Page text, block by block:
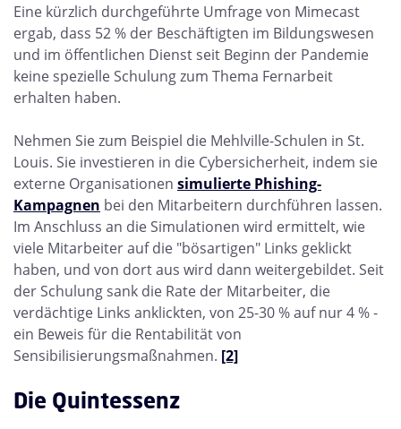
Eine kürzlich durchgeführte Umfrage von Mimecast
ergab, dass 52 % der Beschäftigten im Bildungswesen
und im öffentlichen Dienst seit Beginn der Pandemie
keine spezielle Schulung zum Thema Fernarbeit
erhalten haben.
Nehmen Sie zum Beispiel die Mehlville-Schulen in St.
Louis. Sie investieren in die Cybersicherheit, indem sie
externe Organisationen simulierte Phishing-
Kampagnen bei den Mitarbeitern durchführen lassen.
Im Anschluss an die Simulationen wird ermittelt, wie
viele Mitarbeiter auf die "bösartigen" Links geklickt
haben, und von dort aus wird dann weitergebildet. Seit
der Schulung sank die Rate der Mitarbeiter, die
verdächtige Links anklickten, von 25-30 % auf nur 4 % -
ein Beweis für die Rentabilität von
Sensibilisierungsmaßnahmen. [2]
Die Quintessenz